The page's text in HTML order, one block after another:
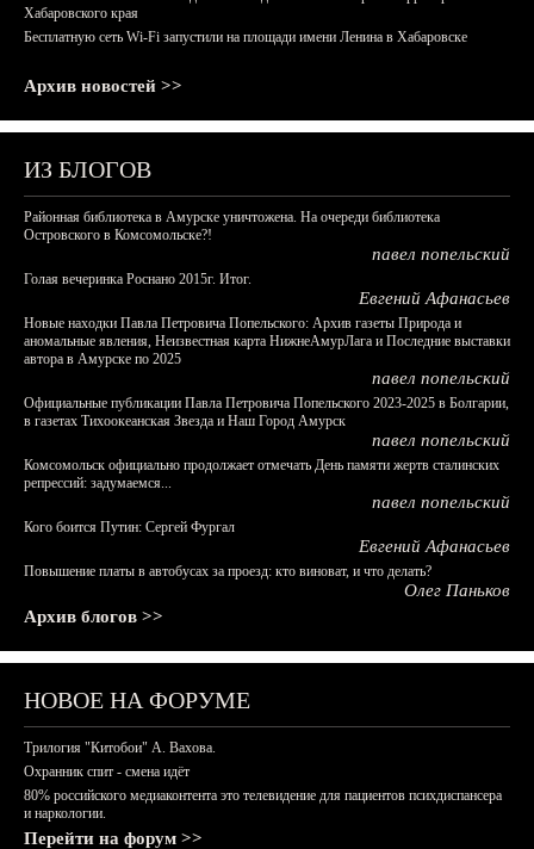
Хабаровского края
Бесплатную сеть Wi-Fi запустили на площади имени Ленина в Хабаровске
Архив новостей >>
ИЗ БЛОГОВ
Районная библиотека в Амурске уничтожена. На очереди библиотека
Островского в Комсомольске?!
павел попельский
Голая вечеринка Роснано 2015г. Итог.
Евгений Афанасьев
Новые находки Павла Петровича Попельского: Архив газеты Природа и
аномальные явления, Неизвестная карта НижнеАмурЛага и Последние выставки
автора в Амурске по 2025
павел попельский
Официальные публикации Павла Петровича Попельского 2023-2025 в Болгарии,
в газетах Тихоокеанская Звезда и Наш Город Амурск
павел попельский
Комсомольск официально продолжает отмечать День памяти жертв сталинских
репрессий: задумаемся...
павел попельский
Кого боится Путин: Сергей Фургал
Евгений Афанасьев
Повышение платы в автобусах за проезд: кто виноват, и что делать?
Олег Паньков
Архив блогов >>
НОВОЕ НА ФОРУМЕ
Трилогия "Китобои" А. Вахова.
Охранник спит - смена идёт
80% российского медиаконтента это телевидение для пациентов психдиспансера
и наркологии.
Перейти на форум >>